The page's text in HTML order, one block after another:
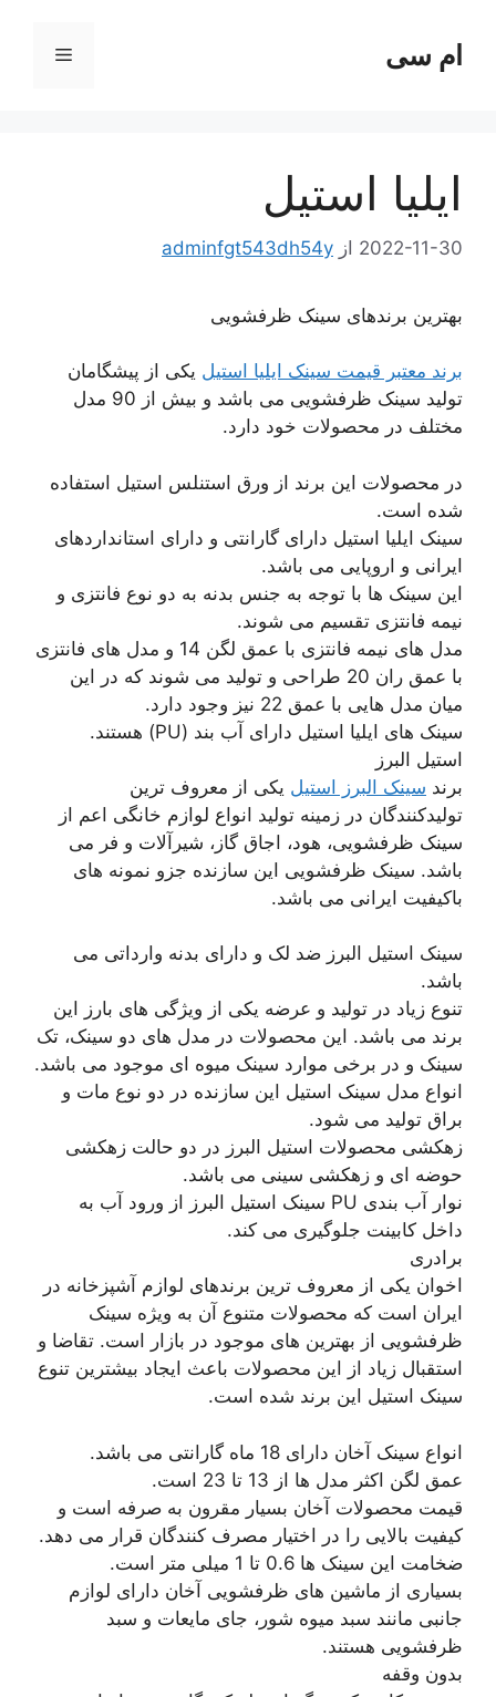
محتواام سی فهرست
ایلیا استیل
2022-11-30 از adminfgt543dh54y
بهترین برندهای سینک ظرفشویی
برند معتبر قیمت سینک ایلیا استیل یکی از پیشگامان
تولید سینک ظرفشویی می باشد و بیش از 90 مدل
مختلف در محصولات خود دارد.
در محصولات این برند از ورق استنلس استیل استفاده
شده است.
سینک ایلیا استیل دارای گارانتی و دارای استانداردهای
ایرانی و اروپایی می باشد.
این سینک ها با توجه به جنس بدنه به دو نوع فانتزی و
نیمه فانتزی تقسیم می شوند.
مدل های نیمه فانتزی با عمق لگن 14 و مدل های فانتزی
با عمق ران 20 طراحی و تولید می شوند که در این
میان مدل هایی با عمق 22 نیز وجود دارد.
سینک های ایلیا استیل دارای آب بند (PU) هستند.
استیل البرز
برند سینک البرز استیل یکی از معروف ترین
تولیدکنندگان در زمینه تولید انواع لوازم خانگی اعم از
سینک ظرفشویی، هود، اجاق گاز، شیرآلات و فر می
باشد. سینک ظرفشویی این سازنده جزو نمونه های
باکیفیت ایرانی می باشد.
سینک استیل البرز ضد لک و دارای بدنه وارداتی می
باشد.
تنوع زیاد در تولید و عرضه یکی از ویژگی های بارز این
برند می باشد. این محصولات در مدل های دو سینک، تک
سینک و در برخی موارد سینک میوه ای موجود می باشد.
انواع مدل سینک استیل این سازنده در دو نوع مات و
براق تولید می شود.
زهکشی محصولات استیل البرز در دو حالت زهکشی
حوضه ای و زهکشی سینی می باشد.
نوار آب بندی PU سینک استیل البرز از ورود آب به
داخل کابینت جلوگیری می کند.
برادری
اخوان یکی از معروف ترین برندهای لوازم آشپزخانه در
ایران است که محصولات متنوع آن به ویژه سینک
ظرفشویی از بهترین های موجود در بازار است. تقاضا و
استقبال زیاد از این محصولات باعث ایجاد بیشترین تنوع
سینک استیل این برند شده است.
انواع سینک آخان دارای 18 ماه گارانتی می باشد.
عمق لگن اکثر مدل ها از 13 تا 23 است.
قیمت محصولات آخان بسیار مقرون به صرفه است و
کیفیت بالایی را در اختیار مصرف کنندگان قرار می دهد.
ضخامت این سینک ها 0.6 تا 1 میلی متر است.
بسیاری از ماشین های ظرفشویی آخان دارای لوازم
جانبی مانند سبد میوه شور، جای مایعات و سبد
ظرفشویی هستند.
بدون وقفه